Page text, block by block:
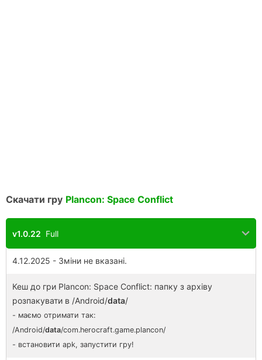
Скачати гру Plancon: Space Conflict
v1.0.22 Full
4.12.2025 - Зміни не вказані.
Кеш до гри Plancon: Space Conflict: папку з архіву
розпакувати в /Android/data/
- маємо отримати так:
/Android/data/com.herocraft.game.plancon/
- встановити apk, запустити гру!